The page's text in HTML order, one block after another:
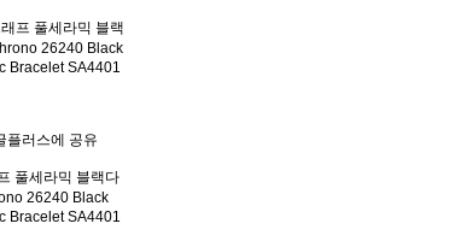
풀세라믹 블랙다
26240 Black
Bracelet SA4401